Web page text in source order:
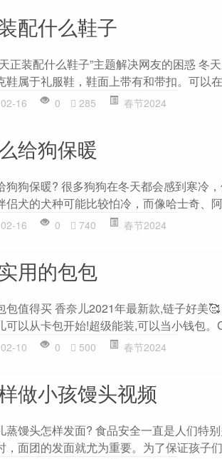
配什么鞋子
正装配什么鞋子”主题解决网友的困惑 冬
鞋属于礼服鞋，鞋面上带有和带扣。可以
02-16 0 285 春节2024
给狗保暖
狗狗保暖? 很多狗狗在冬天都会感到寒冷
侣犬的犬种可能比较怕冷，而像哈士奇、
02-16 0 740 春节2024
用的包包
包值得买 香奈儿2021年最新款,链子好美
可以从卡包开始!超级能装,可以当小钱包。
02-10 0 500 春节2024
做小孩馒头视频
蒸馒头怎样发面? 食品安全一直是人们特
，面团的发面就尤为重要。为了保证孩子